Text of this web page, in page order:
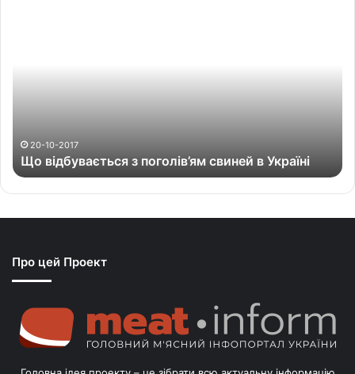
т
ь
п
о
20-10-2017
Що відбувається з поголів’ям свиней в Україні
Про цей Проект